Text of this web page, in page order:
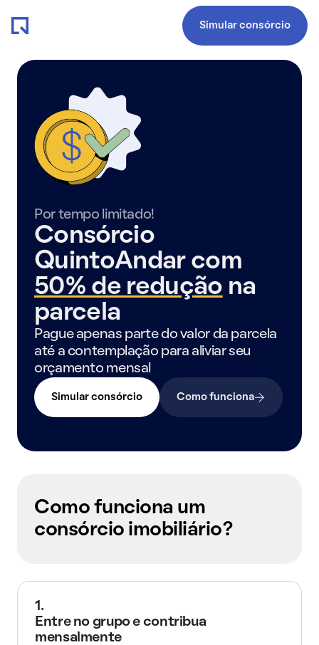
Simular consórcio
Por tempo limitado!
Consórcio
QuintoAndar com
50% de redução na
parcela
Pague apenas parte do valor da parcela
até a contemplação para aliviar seu
orçamento mensal
Simular consórcio Como funciona
Como funciona um
consórcio imobiliário?
1.
Entre no grupo e contribua
mensalmente